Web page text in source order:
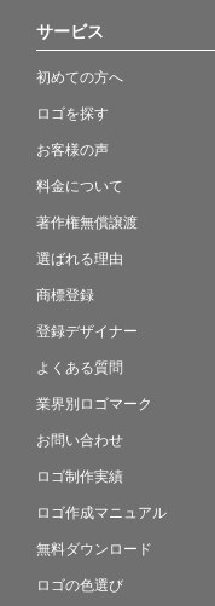
サービス
初めての方へ
ロゴを探す
お客様の声
料金について
著作権無償譲渡
選ばれる理由
商標登録
登録デザイナー
よくある質問
業界別ロゴマーク
お問い合わせ
ロゴ制作実績
ロゴ作成マニュアル
無料ダウンロード
ロゴの色選び